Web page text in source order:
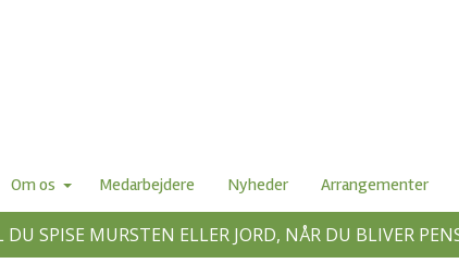
Om os Medarbejdere Nyheder Arrangementer
DU SPISE MURSTEN ELLER JORD, NÅR DU BLIVER